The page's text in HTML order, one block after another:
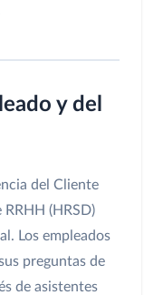
y del
del Cliente
(HRSD)
Los empleados
preguntas de
de asistentes